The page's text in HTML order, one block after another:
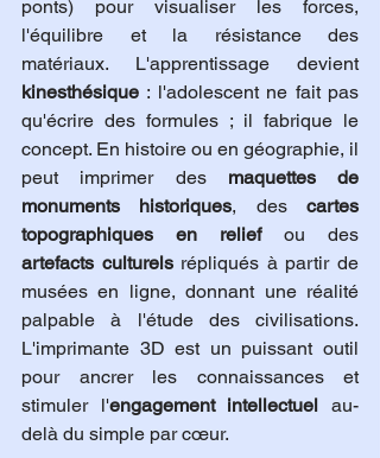
ponts) pour visualiser les forces,
l'équilibre et la résistance des
matériaux. L'apprentissage devient
kinesthésique : l'adolescent ne fait pas
qu'écrire des formules ; il fabrique le
concept. En histoire ou en géographie, il
peut imprimer des maquettes de
monuments historiques, des cartes
topographiques en relief
artefacts culturels répliqués à partir de
musées en ligne, donnant une réalité
palpable à l'étude des civilisations.
L'imprimante 3D est un puissant outil
pour ancrer les connaissances et
stimuler l'engagement intellectuel au-
delà du simple par cœur.